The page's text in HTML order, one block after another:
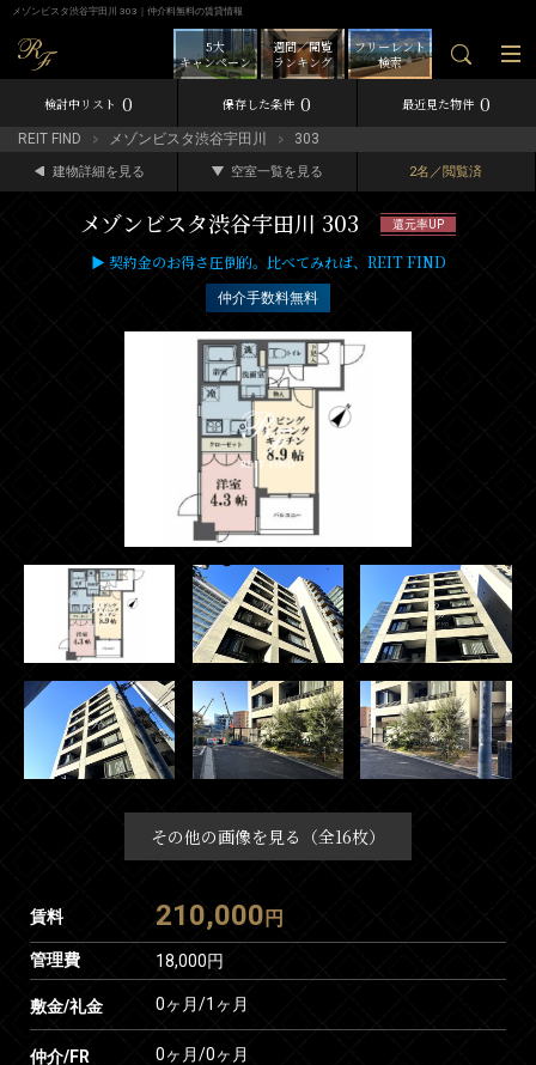
メゾンビスタ渋谷宇田川 303｜仲介料無料の賃貸情報
フリーレント
検索
週間／閲覧
ランキング
5大
キャンペーン
検討中リスト 0 保存した条件 0 最近見た物件 0
REIT FIND メゾンビスタ渋谷宇田川 303
建物詳細を見る 空室一覧を見る 2名／閲覧済
メゾンビスタ渋谷宇田川 303 還元率UP
▶ 契約金のお得さ圧倒的。比べてみれば、REIT FIND
仲介手数料無料
その他の画像を見る（全16枚）
賃料 210,000 円
管理費 18,000円
敷金/礼金 0ヶ月/1ヶ月
仲介/FR 0ヶ月/0ヶ月